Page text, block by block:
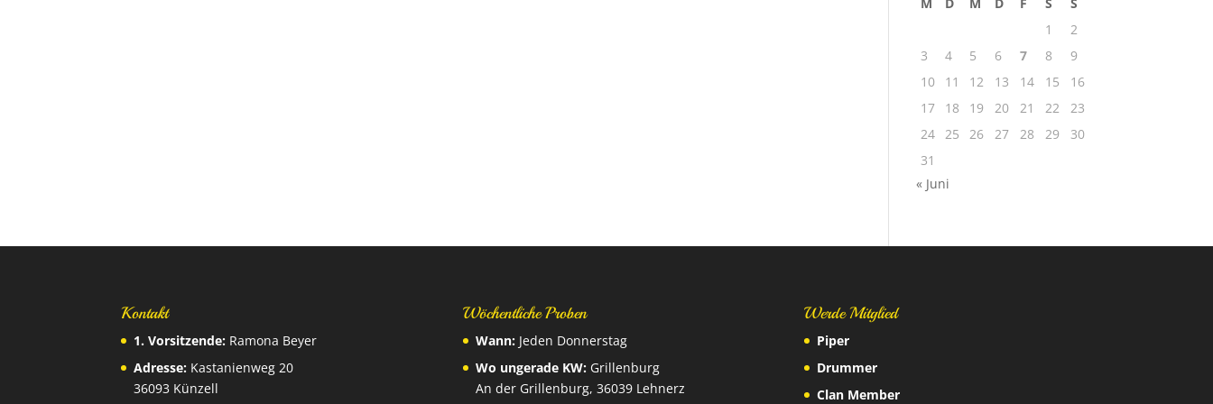
1
2
3
4 5 6 7 8
9
10
11 12 13 14 15
16
17
18 19 20 21 22
23
24 25 26 27 28 29
30
31
« Juni
Kontakt
1. Vorsitzende: Ramona Beyer
Adresse: Kastanienweg 20
36093 Künzell
Wöchentliche Proben
Wann:Jeden Donnerstag
Wo ungerade KW:Grillenburg
An der Grillenburg, 36039 Lehnerz
Werde Mitglied
Piper
Drummer
Clan Member